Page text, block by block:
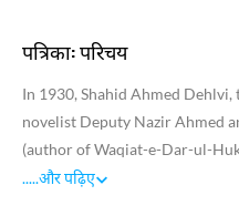
पत्रिका: परिचय
In 1930, Shahid Ahmed
novelist Deputy Nazir Ahmed
(author of Waqiat-e-Dar-ul-
named Saqi from Delhi. After
.....और पढ़िए